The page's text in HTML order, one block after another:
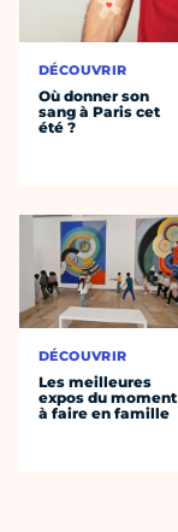
DÉCOUVRIR
Où donner son
sang à Paris cet
été ?
DÉCOUVRIR
Les meilleures
expos du moment
à faire en famille